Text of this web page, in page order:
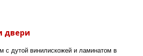
двери
с дутой винилискожей и ламинатом в